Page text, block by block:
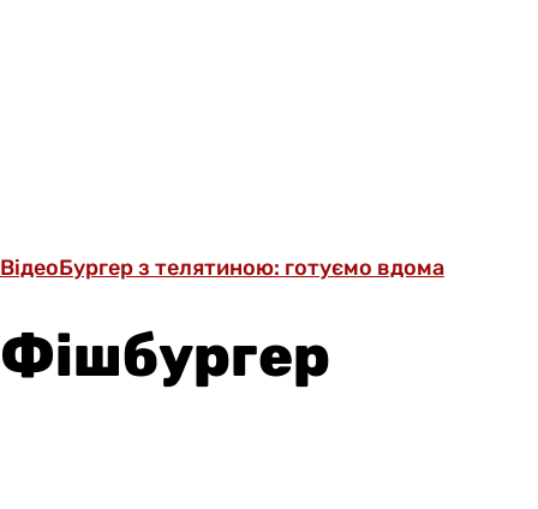
ВідеоБургер з телятиною: готуємо вдома
Фішбургер